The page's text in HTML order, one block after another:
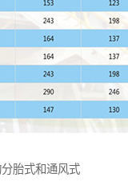
胎式和通风式